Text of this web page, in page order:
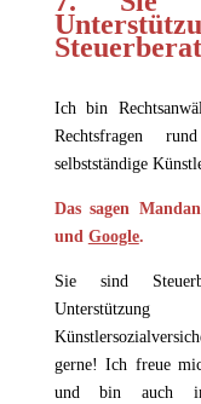
Ich bin
Rechtsfragen
selbstständige
Das sagen
und Google.
Sie sind
gerne! Ich freue
und bin auch